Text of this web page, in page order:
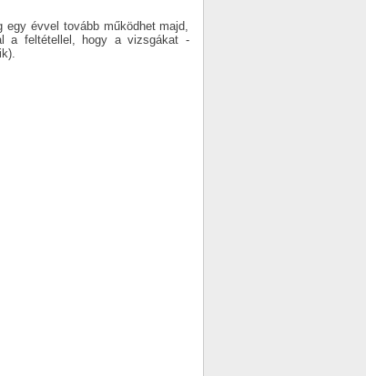
évvel tovább működhet majd,
a feltétellel, hogy a vizsgákat -